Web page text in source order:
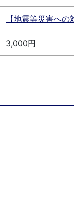
【地震等災害へ
3,000円